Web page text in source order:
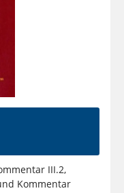
III.2,
Kommentar